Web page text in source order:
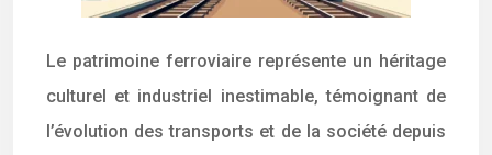
Le patrimoine ferroviaire représente un héritage
culturel et industriel inestimable, témoignant de
l’évolution des transports et de la société depuis